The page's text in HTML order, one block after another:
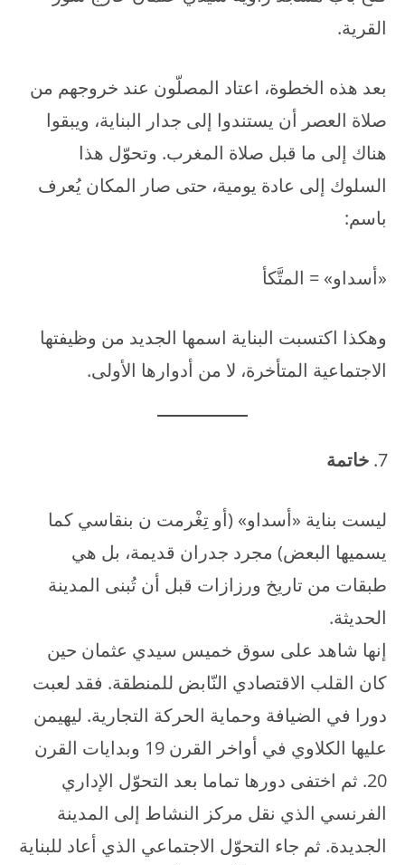
القرية.
بعد هذه الخطوة، اعتاد المصلّون عند خروجهم من
صلاة العصر أن يستندوا إلى جدار البناية، ويبقوا
هناك إلى ما قبل صلاة المغرب. وتحوّل هذا
السلوك إلى عادة يومية، حتى صار المكان يُعرف
باسم:
«أسداو» = المتَّكأ
وهكذا اكتسبت البناية اسمها الجديد من وظيفتها
الاجتماعية المتأخرة، لا من أدوارها الأولى.
خاتمة
ليست بناية «أسداو» (أو تِغْرمت ن بنقاسي كما
يسميها البعض) مجرد جدران قديمة، بل هي
طبقات من تاريخ ورزازات قبل أن تُبنى المدينة
الحديثة.
إنها شاهد على سوق خميس سيدي عثمان حين
كان القلب الاقتصادي النّابض للمنطقة. فقد لعبت
دورا في الضيافة وحماية الحركة التجارية. ليهيمن
عليها الكلاوي في أواخر القرن 19 وبدايات القرن
20. ثم اختفى دورها تماما بعد التحوّل الإداري
الفرنسي الذي نقل مركز النشاط إلى المدينة
الجديدة. ثم جاء التحوّل الاجتماعي الذي أعاد للبناية